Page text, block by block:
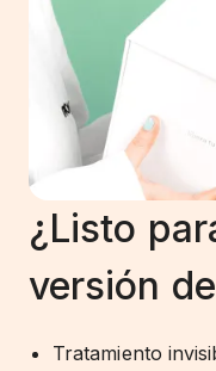
¿Listo
versión
Tratamiento